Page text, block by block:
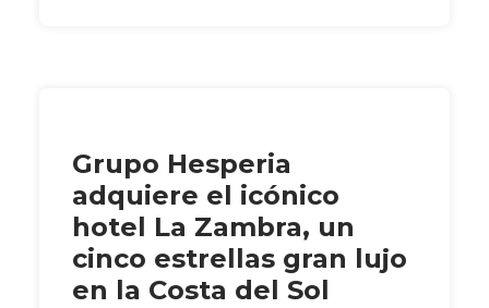
Grupo Hesperia
adquiere el icónico
hotel La Zambra, un
cinco estrellas gran lujo
en la Costa del Sol